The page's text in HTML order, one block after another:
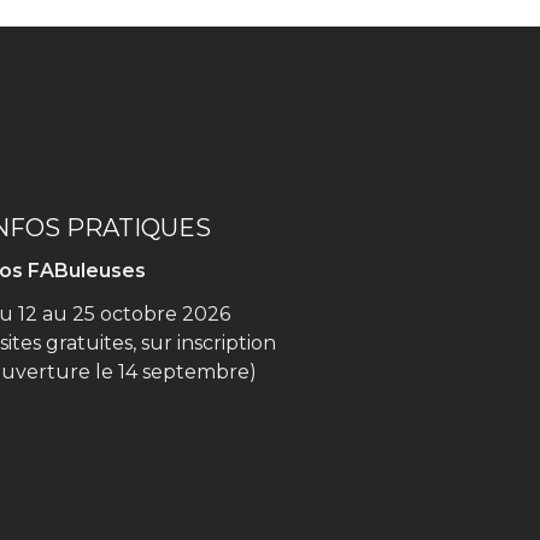
PRATIQUES
FABuleuses
12 au 25 octobre 2026
gratuites, sur inscription
le 14 septembre)